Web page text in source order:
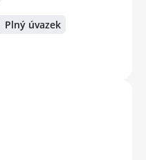
Plný úvazek